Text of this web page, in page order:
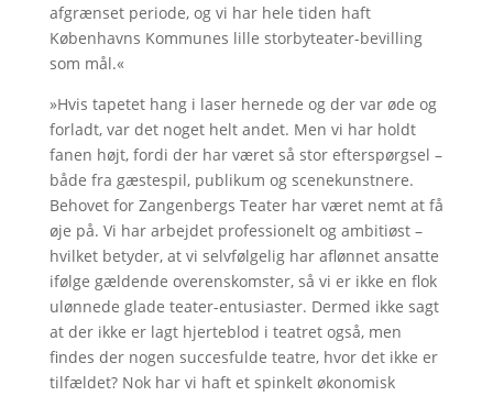
afgrænset periode, og vi har hele tiden haft
Københavns Kommunes lille storbyteater-bevilling
som mål.«
»Hvis tapetet hang i laser hernede og der var øde og
forladt, var det noget helt andet. Men vi har holdt
fanen højt, fordi der har været så stor efterspørgsel –
både fra gæstespil, publikum og scenekunstnere.
Behovet for Zangenbergs Teater har været nemt at få
øje på. Vi har arbejdet professionelt og ambitiøst –
hvilket betyder, at vi selvfølgelig har aflønnet ansatte
ifølge gældende overenskomster, så vi er ikke en flok
ulønnede glade teater-entusiaster. Dermed ikke sagt
at der ikke er lagt hjerteblod i teatret også, men
findes der nogen succesfulde teatre, hvor det ikke er
tilfældet? Nok har vi haft et spinkelt økonomisk